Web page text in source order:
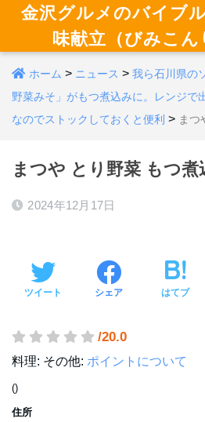
金沢グルメのバイブ
味献立（びみこん
ホーム > ニュース > 我ら石川県の
野菜みそ」がもつ煮込みに。レンジで
なのでストックしておくと便利 > まつ
まつや とり野菜 もつ煮
2024年12月17日
ツイート シェア はてブ
/20.0
料理: その他: ポイントについて
()
住所